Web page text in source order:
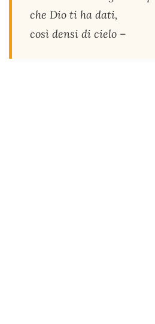
che Dio ti ha dati,
così densi di cielo –